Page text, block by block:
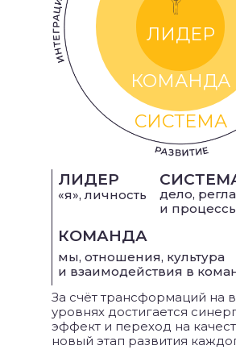
ЛИДЕР
КОМАНДА
«я», личность
мы, отношения, культура
и взаимодействия в
дело,
и
ЛИДЕР
КОМАНДА
СИСТЕМА
За счёт трансформаций на
уровнях достигается
эффект и переход на
новый этап развития